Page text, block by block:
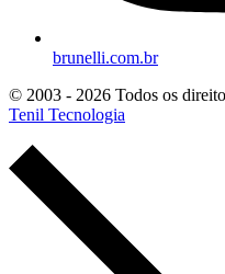
brunelli.com.br
© 2003 - 2026 Todos os
Tenil Tecnologia